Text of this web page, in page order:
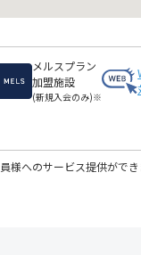
メルスプラン
加盟施設
(新規入会のみ)※
様へのサービス提供ができ